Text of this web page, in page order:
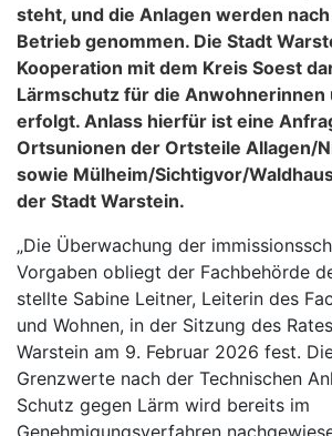
steht, und die Anlagen werden
Betrieb genommen. Die Stadt
Kooperation mit dem Kreis Soest
Lärmschutz für die
erfolgt. Anlass hierfür ist eine
Ortsunionen der Ortsteile Allagen/
sowie Mülheim/Sichtigvor/
der Stadt Warstein.
„Die Überwachung der
Vorgaben obliegt der Fachbehörde
stellte Sabine Leitner, Leiterin des
und Wohnen, in der Sitzung des
Warstein am 9. Februar 2026 fest.
Grenzwerte nach der Technischen
Schutz gegen Lärm wird bereits im
Genehmigungsverfahren